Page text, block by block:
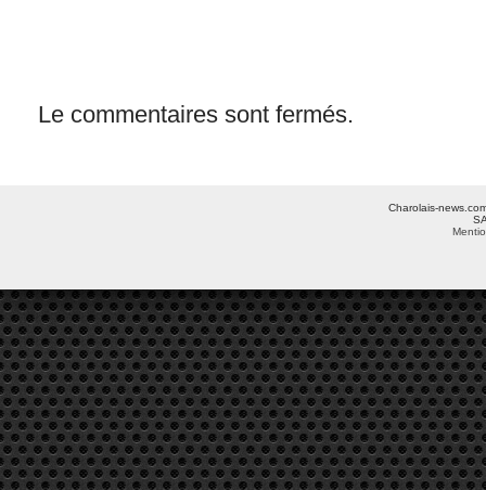
Le commentaires sont fermés.
Charolais-